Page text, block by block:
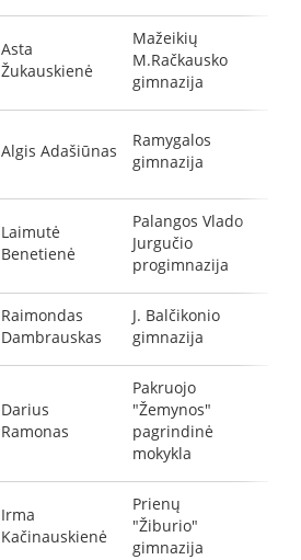
Asta
Žukauskienė
Mažeikių
M.Račkausko
gimnazija
Algis Adašiūnas
Ramygalos
gimnazija
Laimutė
Benetienė
Palangos Vlado
Jurgučio
progimnazija
Raimondas
Dambrauskas
J. Balčikonio
gimnazija
Darius
Ramonas
Pakruojo
"Žemynos"
pagrindinė
mokykla
Irma
Kačinauskienė
Prienų
"Žiburio"
gimnazija